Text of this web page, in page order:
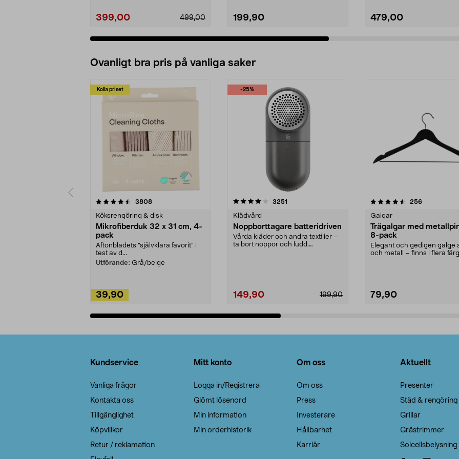
399,00 499,00 199,90 479,00
Ovanligt bra pris på vanliga saker
Kolla priset
3808recensioner
Köksrengöring & disk
Mikrofiberduk 32 x 31 cm, 4-
pack
Aftonbladets "självklara favorit” i
test av d...
Utförande: Grå/beige
39,90
-25%
4.0av 5 stjärnor 3251
Klädvård
Noppborttagare batteridriven
Vårda kläder och andra textilier –
ta bort noppor och ludd.
199,90
149,90
4.5av 5 stjärnor 256recensioner
Galgar
Trägalgar med
8-pack
Elegant och gedigen galge
och metall – finns i flera
79,90
4.0av 5 stjärnor
Kundservice
Vanliga frågor
Kontakta oss
Tillgänglighet
Köpvillkor
Retur / reklamation
Mitt konto
Logga in/Registrera
Glömt lösenord
Min information
Min orderhistorik
Om oss
Om oss
Press
Investerare
Hållbarhet
Karriär
Aktuellt
Presenter
Städ & rengöring
Grillar
Grästrimmer
Solcellsbelysning